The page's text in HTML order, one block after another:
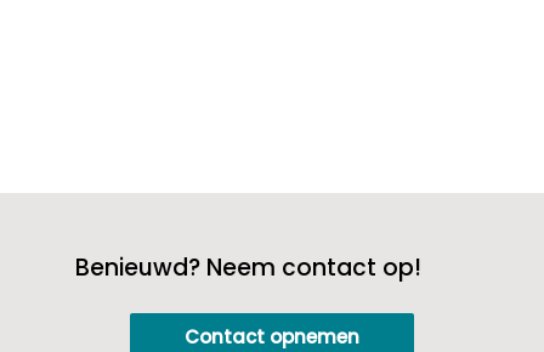
Benieuwd? Neem contact op!
Contact opnemen